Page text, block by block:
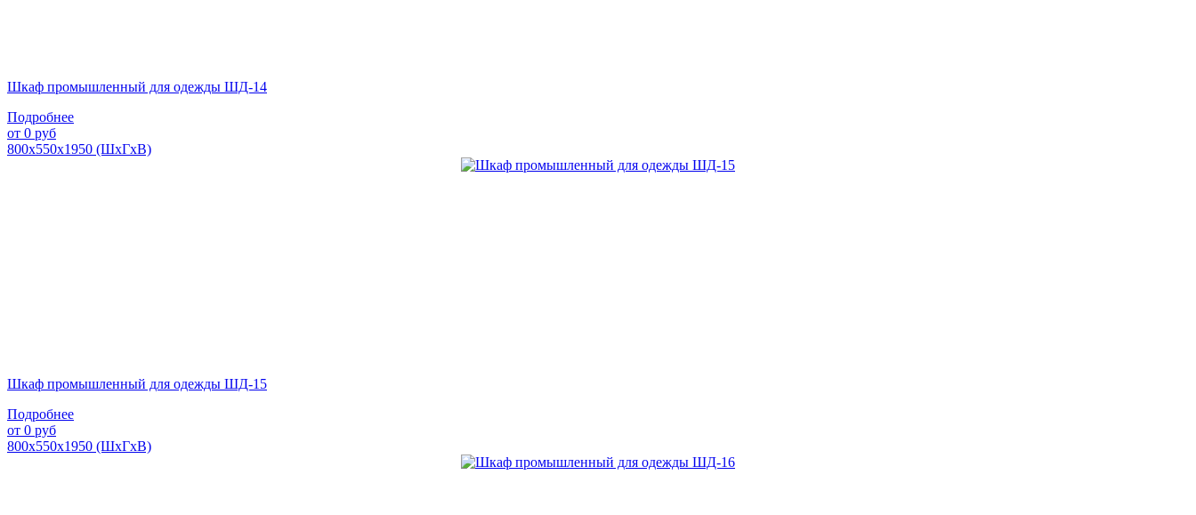
Шкаф промышленный для одежды ШД-14
Подробнее
от 0 руб
800х550х1950 (ШхГхВ)
Шкаф промышленный для одежды ШД-15
Подробнее
от 0 руб
800х550х1950 (ШхГхВ)